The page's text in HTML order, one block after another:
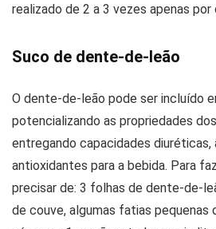
realizado de 2 a 3 vezes apenas por
Suco de dente-de-leão
O dente-de-leão pode ser incluído
potencializando as propriedades
entregando capacidades diuréticas,
antioxidantes para a bebida. Para
precisar de: 3 folhas de dente-de-
de couve, algumas fatias pequenas